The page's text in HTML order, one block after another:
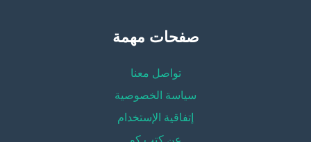
صفحات مهمة
تواصل معنا
سياسة الخصوصية
إتفاقية الإستخدام
عن كتب كو